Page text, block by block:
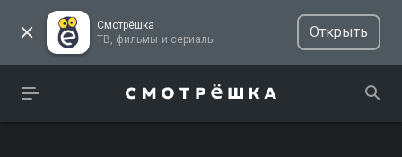
Смотрёшка
ТВ, фильмы и сериалы
Открыть